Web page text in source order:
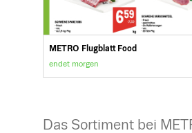
METRO Flugblatt Food
endet morgen
Das Sortiment bei